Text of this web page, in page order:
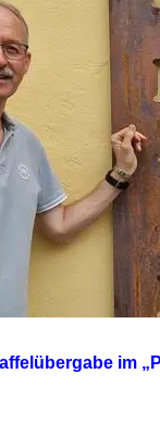
im